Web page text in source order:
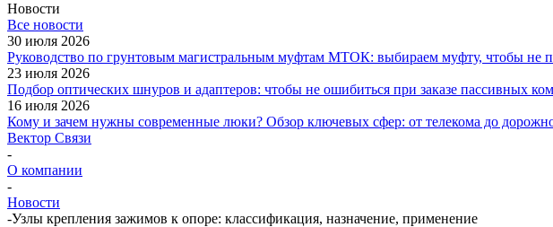
Новости
Все новости
30 июля 2026
Руководство по грунтовым магистральным муфтам МТОК: выбираем муфту, чтобы не
23 июля 2026
Подбор оптических шнуров и адаптеров: чтобы не ошибиться при заказе пассивных
16 июля 2026
Кому и зачем нужны современные люки? Обзор ключевых сфер: от телекома до
Вектор Связи
-
О компании
-
Новости
-Узлы крепления зажимов к опоре: классификация, назначение, применение